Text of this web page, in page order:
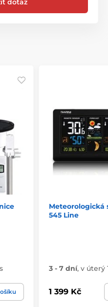
dotaz
Meteorologická
545 Line
3 - 7 dní, v úterý
1 399 Kč